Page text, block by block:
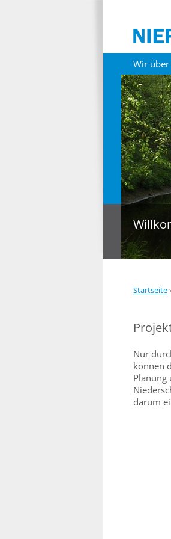
Wir
Startseite
Nur
können
Planung
darum